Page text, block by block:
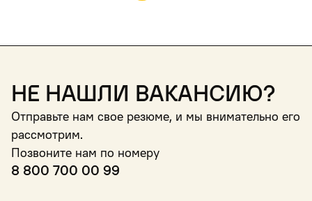
Не нашли вакансию?
Отправьте нам свое резюме, и мы внимательно его
рассмотрим.
Позвоните нам по номеру
8 800 700 00 99